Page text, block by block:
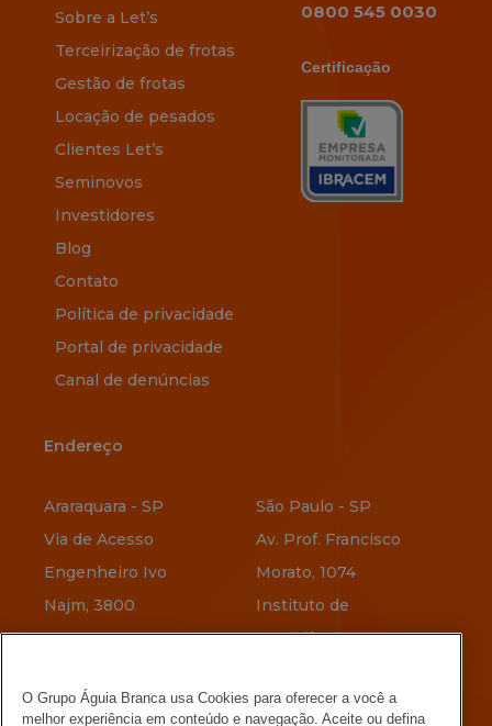
Sobre a Let’s
Terceirização de frotas
Gestão de frotas
Locação de pesados
Clientes Let’s
Seminovos
Investidores
Blog
Contato
Política de privacidade
Portal de privacidade
Canal de denúncias
0800 545 0030
Certificação
Endereço
Araraquara - SP
Via de Acesso
Engenheiro Ivo
Najm, 3800
Av. Jerônimo
São Paulo - SP
Av. Prof. Francisco
Morato, 1074
Instituto de
Previdência
Belo Horizonte - MG
O Grupo Águia Branca usa Cookies para oferecer a você a
melhor experiência em conteúdo e navegação. Aceite ou defina